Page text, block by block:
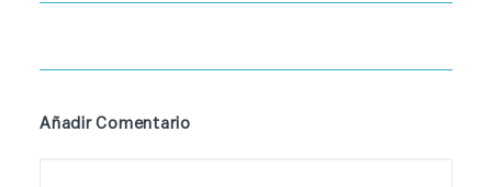
Añadir Comentario